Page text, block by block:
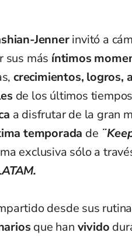
Jennerinvitó a
sus más íntimos
crecimientos, logros,
de los últimos
a disfrutar de la gran
temporada de
exclusiva sólo a
desde sus
que han vivido